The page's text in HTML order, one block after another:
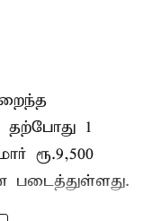
தற்போது 1
ரூ.9,500
படைத்துள்ளது.